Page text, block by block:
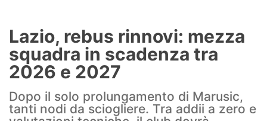
Formello
Infortuni
Primavera
Lazio, rebus rinnovi: mezza
squadra in scadenza tra
2026 e 2027
Dopo il solo prolungamento di Marusic,
tanti nodi da sciogliere. Tra addii a zero e